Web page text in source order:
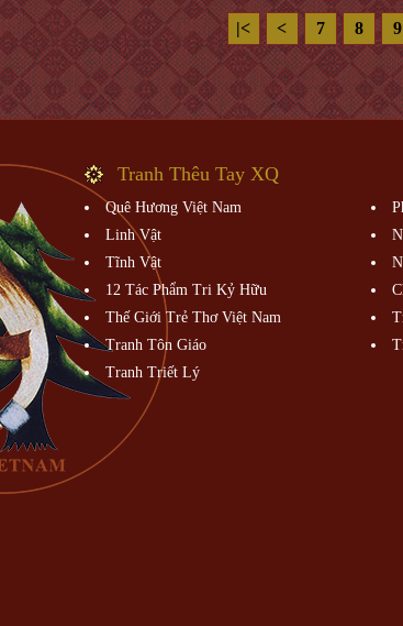
|< < 7 8 9
Tranh Thêu Tay XQ
Quê Hương Việt Nam
Linh Vật
Tĩnh Vật
12 Tác Phẩm Tri Kỷ Hữu
Thế Giới Trẻ Thơ Việt Nam
Tranh Tôn Giáo
Tranh Triết Lý